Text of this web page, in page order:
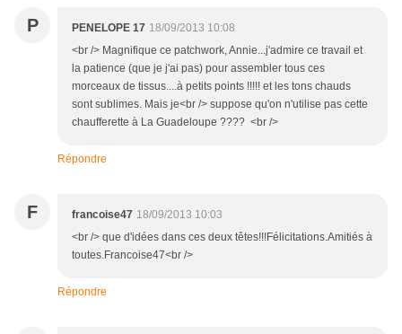
P PENELOPE 17 18/09/2013 10:08
<br /> Magnifique ce patchwork, Annie...j'admire ce travail et
la patience (que je j'ai pas) pour assembler tous ces
morceaux de tissus....à petits points !!!!! et les tons chauds
sont sublimes. Mais je<br /> suppose qu'on n'utilise pas cette
chaufferette à La Guadeloupe ???? <br />
Répondre
F francoise47 18/09/2013 10:03
<br /> que d'idées dans ces deux têtes!!!Félicitations.Amitiés à
toutes.Francoise47<br />
Répondre